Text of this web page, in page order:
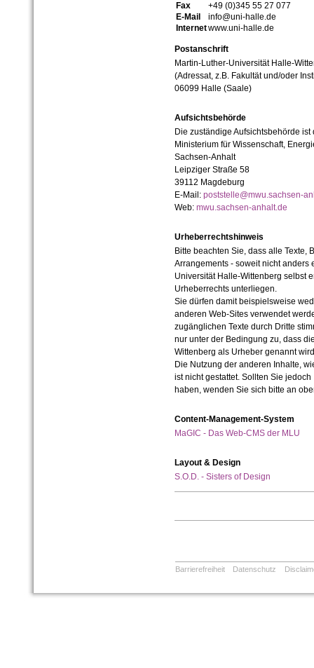
Fax
+49 (0)345 55 27 077
E-Mail
info@uni-halle.de
Internetwww.uni-halle.de
Postanschrift
Martin-Luther-Universität Halle-
(Adressat, z.B. Fakultät und/oder
06099 Halle (Saale)
Aufsichtsbehörde
Die zuständige Aufsichtsbehörde ist
Ministerium für Wissenschaft,
Sachsen-Anhalt
Leipziger Straße 58
39112 Magdeburg
E-Mail: poststelle@mwu.sachsen-
Web: mwu.sachsen-anhalt.de
Urheberrechtshinweis
Bitte beachten Sie, dass alle Texte,
Arrangements - soweit nicht anders
Universität Halle-Wittenberg selbst
Urheberrechts unterliegen.
Sie dürfen damit beispielsweise
anderen Web-Sites verwendet
zugänglichen Texte durch Dritte
nur unter der Bedingung zu, dass
Wittenberg als Urheber genannt
Die Nutzung der anderen Inhalte,
ist nicht gestattet. Sollten Sie
haben, wenden Sie sich bitte an
Content-Management-System
MaGIC - Das Web-CMS der MLU
Layout & Design
S.O.D. - Sisters of Design
Barrierefreiheit Datenschutz